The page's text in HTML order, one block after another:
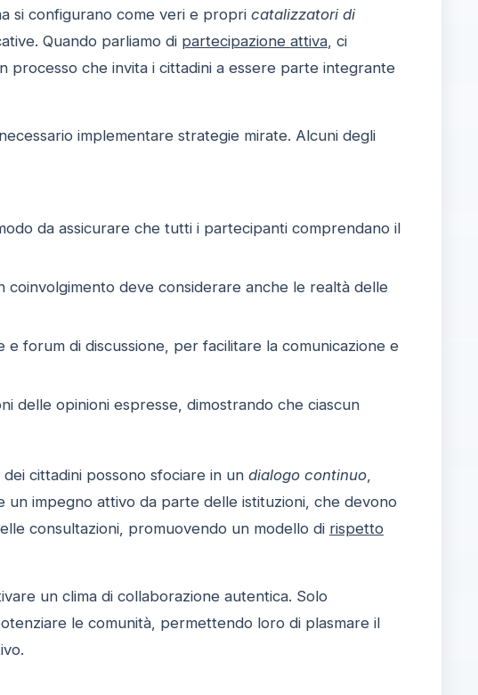
si configurano come veri e propri catalizzatori di
Quando parliamo di partecipazione attiva, ci
processo che invita i cittadini a essere parte integrante
implementare strategie mirate. Alcuni degli
da assicurare che tutti i partecipanti comprendano il
coinvolgimento deve considerare anche le realtà delle
e forum di discussione, per facilitare la comunicazione e
delle opinioni espresse, dimostrando che ciascun
dei cittadini possono sfociare in un dialogo continuo,
impegno attivo da parte delle istituzioni, che devono
consultazioni, promuovendo un modello di rispetto
un clima di collaborazione autentica. Solo
le comunità, permettendo loro di plasmare il